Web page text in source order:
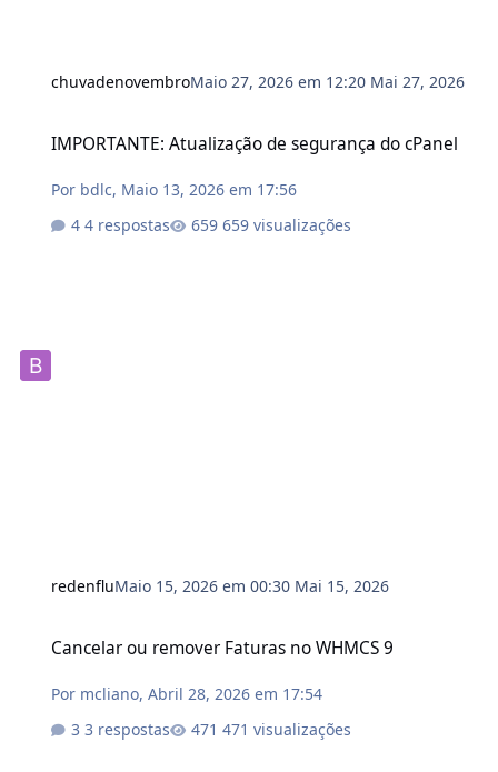
chuvadenovembroMaio 27, 2026 em 12:20 Mai 27, 2026
IMPORTANTE: Atualização de segurança do cPanel
Por bdlc, Maio 13, 2026 em 17:56
4 respostas
659 visualizações
redenfluMaio 15, 2026 em 00:30 Mai 15, 2026
Cancelar ou remover Faturas no WHMCS 9
Por mcliano,Abril 28, 2026 em 17:54
3 respostas
471 visualizações